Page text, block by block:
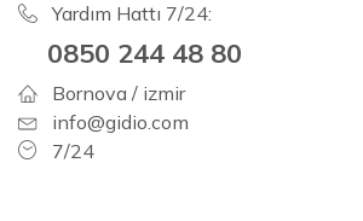
Yardım Hattı 7/24:
0850 244 48 80
Bornova / izmir
info@gidio.com
7/24